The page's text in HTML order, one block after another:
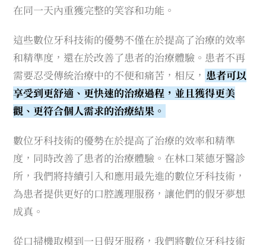
在同一天內重獲完整的笑容和功能。
這些數位牙科技術的優勢不僅在於提高了治療的效率
和精準度，還在於改善了患者的治療體驗。患者不再
需要忍受傳統治療中的不便和痛苦，相反， 患者可以
享受到更舒適、更快速的治療過程，並且獲得更美
觀、更符合個人需求的治療結果。
數位牙科技術的優勢在於提高了治療的效率和精準
度，同時改善了患者的治療體驗。在林口萊德牙醫診
所，我們將持續引入和應用最先進的數位牙科技術，
為患者提供更好的口腔護理服務，讓他們的假牙夢想
成真。
從口掃機取模到一日假牙服務，我們將數位牙科技術